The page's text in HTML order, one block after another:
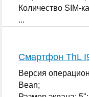
Количество SIM-
...
Смартфон ThL
Версия
Bean;